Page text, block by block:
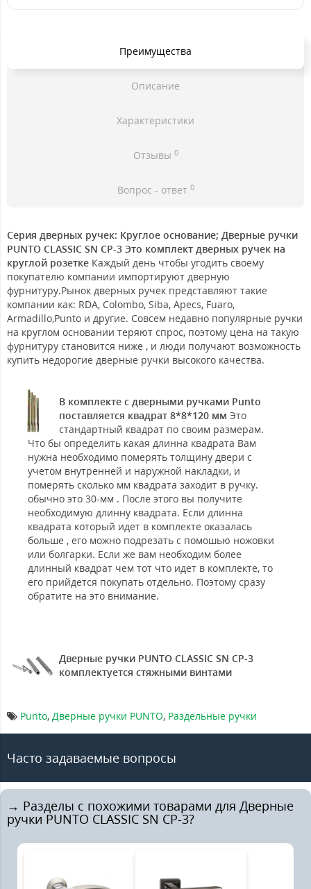
Преимущества
Описание
Характеристики
Отзывы 0
Вопрос - ответ 0
Серия дверных ручек: Круглое основание; Дверные ручки
PUNTO CLASSIC SN CP-3 Это комплект дверных ручек на
круглой розетке Каждый день чтобы угодить своему
покупателю компании импортируют дверную
фурнитуру.Рынок дверных ручек представляют такие
компании как: RDA, Colombo, Siba, Apecs, Fuaro,
Armadillo,Punto и другие. Совсем недавно популярные ручки
на круглом основании теряют спрос, поэтому цена на такую
фурнитуру становится ниже , и люди получают возможность
купить недорогие дверные ручки высокого качества.
В комплекте с дверными ручками Punto
поставляется квадрат 8*8*120 мм Это
стандартный квадрат по своим размерам.
Что бы определить какая длинна квадрата Вам
нужна необходимо померять толщину двери с
учетом внутренней и наружной накладки, и
померять сколько мм квадрата заходит в ручку.
обычно это 30-мм . После этого вы получите
необходимую длинну квадрата. Если длинна
квадрата который идет в комплекте оказалась
больше , его можно подрезать с помошью ножовки
или болгарки. Если же вам необходим более
длинный квадрат чем тот что идет в комплекте, то
его прийдется покупать отдельно. Поэтому сразу
обратите на это внимание.
Дверные ручки PUNTO CLASSIC SN CP-3
комплектуется стяжными винтами
Punto, Дверные ручки PUNTO, Раздельные ручки
Часто задаваемые вопросы
→ Разделы с похожими товарами для Дверные
ручки PUNTO CLASSIC SN CP-3?